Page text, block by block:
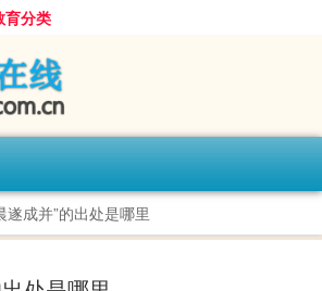
育分类
遂成并”的出处是哪里